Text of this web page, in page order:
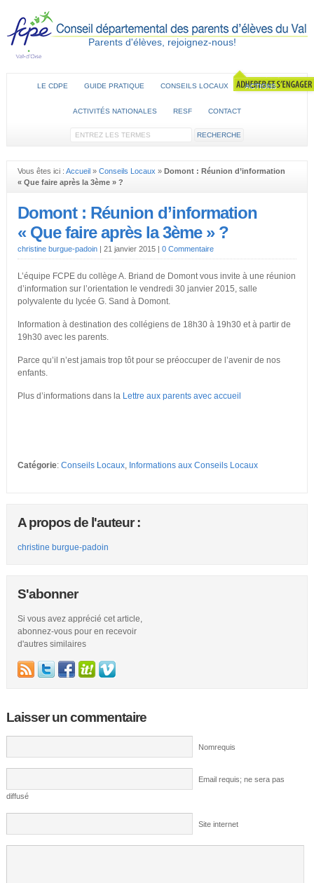
Parents d'élèves, rejoignez-nous!
LE CDPE GUIDE PRATIQUE CONSEILS LOCAUX ACTIONS
ACTIVITÉS NATIONALES RESF CONTACT
Vous êtes ici : Accueil» Conseils Locaux » Domont : Réunion d’information
« Que faire après la 3ème » ?
Domont : Réunion d’information
« Que faire après la 3ème » ?
christine burgue-padoin| 21 janvier 2015 | 0 Commentaire
L’équipe FCPE du collège A. Briand de Domont vous invite à une réunion
d’information sur l’orientation le vendredi 30 janvier 2015, salle
polyvalente du lycée G. Sand à Domont.
Information à destination des collégiens de 18h30 à 19h30 et à partir de
19h30 avec les parents.
Parce qu’il n’est jamais trop tôt pour se préoccuper de l’avenir de nos
enfants.
Plus d’informations dans la Lettre aux parents avec accueil
Catégorie: Conseils Locaux, Informations aux Conseils Locaux
A propos de l'auteur :
christine burgue-padoin
S'abonner
Si vous avez apprécié cet article,
abonnez-vous pour en recevoir
d'autres similaires
Laisser un commentaire
Nomrequis
Email requis; ne sera pas
diffusé
Site internet